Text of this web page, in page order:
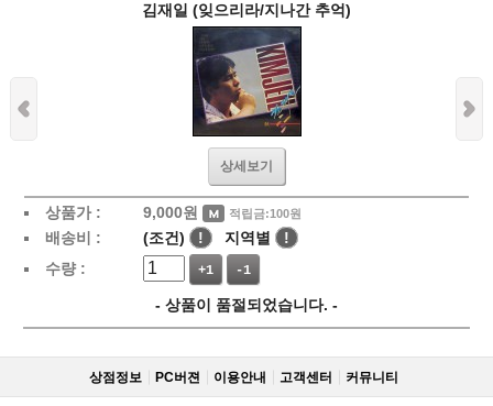
김재일 (잊으리라/지나간 추억)
상세보기
상품가 : 9,000원 적립금:100원
배송비 : (조건) ! 지역별
!
수량 :
+1 -1
- 상품이 품절되었습니다. -
상점정보 PC버젼 이용안내 고객센터 커뮤니티